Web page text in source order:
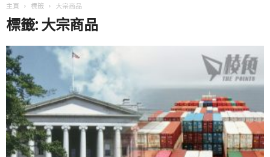
主頁 標籤 大宗商品
標籤: 大宗商品